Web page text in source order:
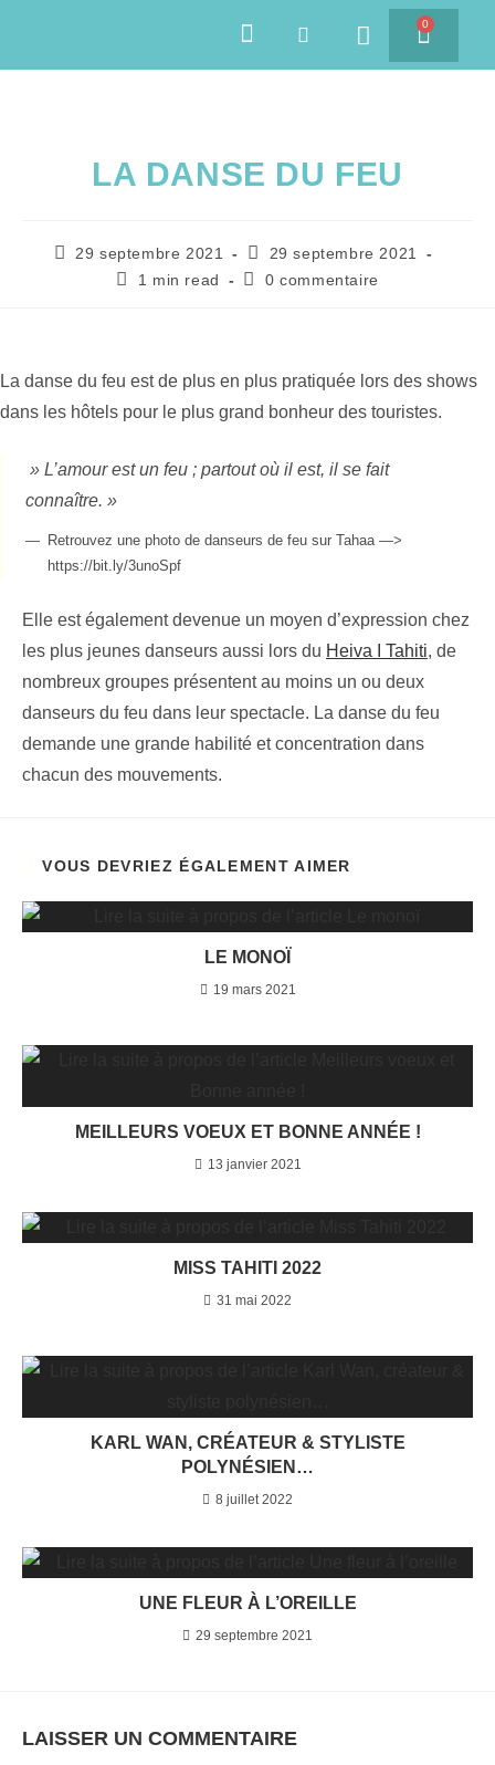
0
LA DANSE DU FEU
29 septembre 2021
29 septembre 2021
1 min read
0 commentaire
La danse du feu est de plus en plus pratiquée lors des shows
dans les hôtels pour le plus grand bonheur des touristes.
» L’amour est un feu ; partout où il est, il se fait
connaître. »
Retrouvez une photo de danseurs de feu sur Tahaa —>
https://bit.ly/3unoSpf
Elle est également devenue un moyen d’expression chez
les plus jeunes danseurs aussi lors du Heiva I Tahiti, de
nombreux groupes présentent au moins un ou deux
danseurs du feu dans leur spectacle. La danse du feu
demande une grande habilité et concentration dans
chacun des mouvements.
VOUS DEVRIEZ ÉGALEMENT AIMER
LE MONOÏ
19 mars 2021
MEILLEURS VOEUX ET BONNE ANNÉE !
13 janvier 2021
MISS TAHITI 2022
31 mai 2022
KARL WAN, CRÉATEUR & STYLISTE
POLYNÉSIEN…
8 juillet 2022
UNE FLEUR À L’OREILLE
29 septembre 2021
LAISSER UN COMMENTAIRE